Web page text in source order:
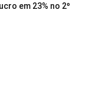
em 23% no 2º